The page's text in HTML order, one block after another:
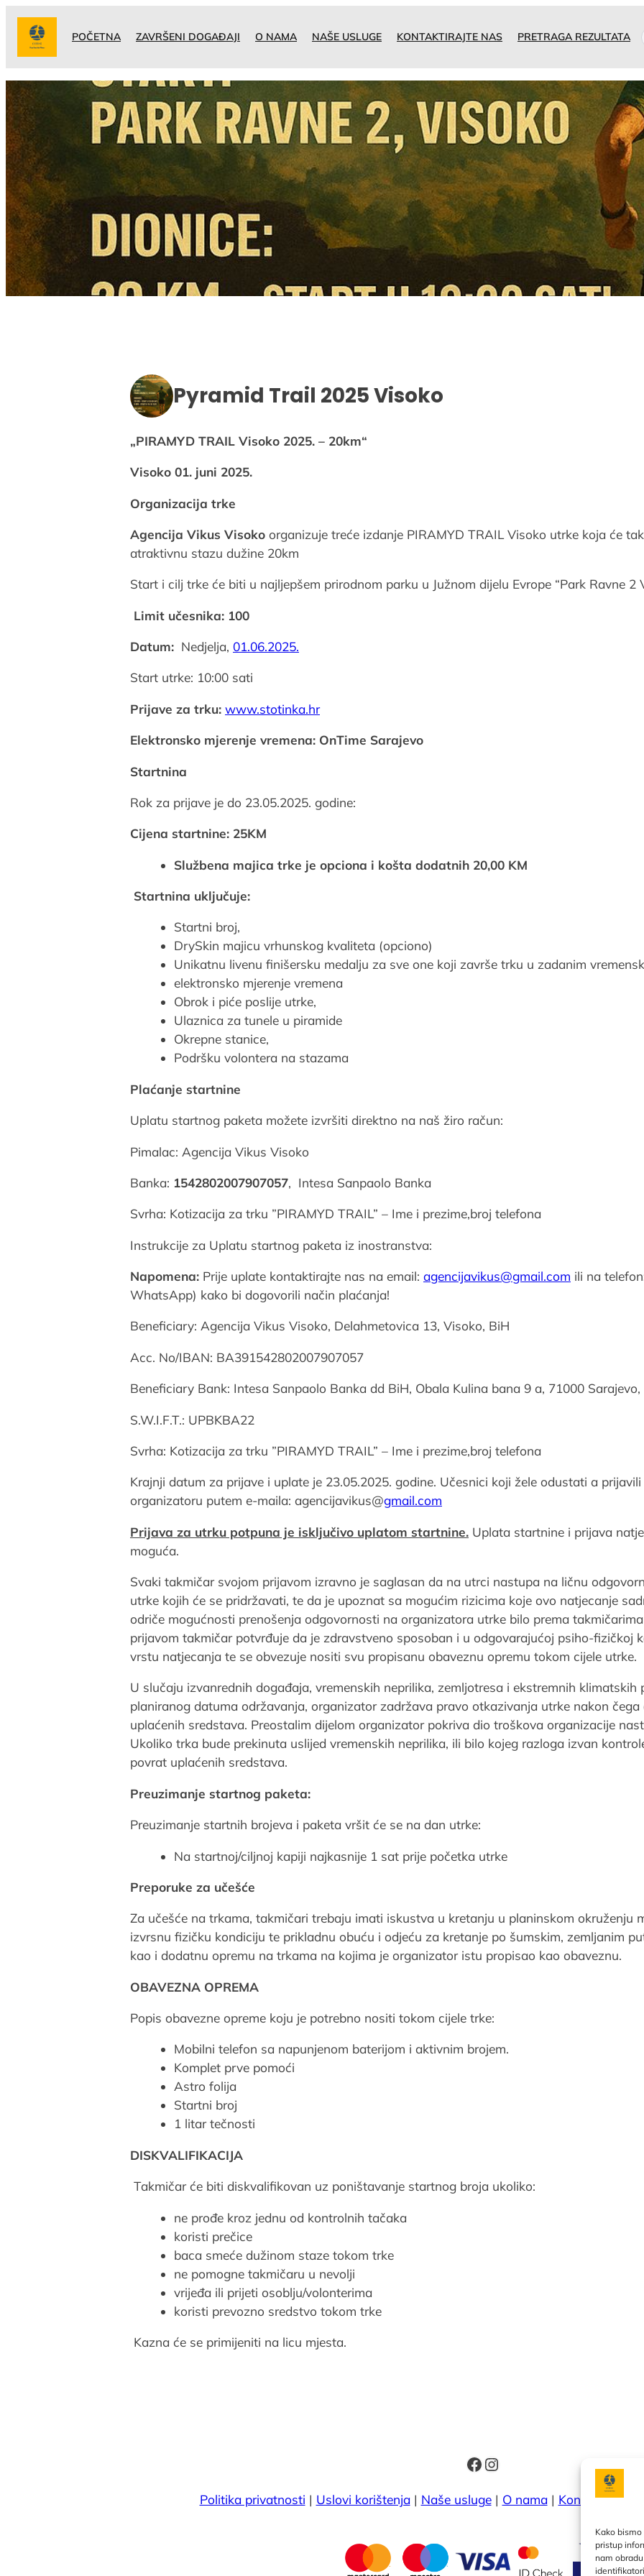
Kako
pristup
nam
Idi
sadržaj
POČETNA ZAVRŠENI DOGAĐAJI O NAMA NAŠE USLUGE KONTAKTIRAJTE NAS PRETRAGA REZULTATA
Pyramid Trail 2025 Visoko
„PIRAMYD TRAIL Visoko 2025. – 20km“
Visoko 01. juni 2025.
Organizacija trke
Agencija Vikus Visoko organizuje treće izdanje PIRAMYD TRAIL Visoko utrke koja će
atraktivnu stazu dužine 20km
Start i cilj trke će biti u najljepšem prirodnom parku u Južnom dijelu Evrope “Park Ravne 2
Limit učesnika: 100
Datum: Nedjelja, 01.06.2025.
Start utrke: 10:00 sati
Prijave za trku: www.stotinka.hr
Elektronsko mjerenje vremena: OnTime Sarajevo
Startnina
Rok za prijave je do 23.05.2025. godine:
Cijena startnine: 25KM
Službena majica trke je opciona i košta dodatnih 20,00 KM
Startnina uključuje:
Startni broj,
DrySkin majicu vrhunskog kvaliteta (opciono)
Unikatnu livenu finišersku medalju za sve one koji završe trku u zadanim
elektronsko mjerenje vremena
Obrok i piće poslije utrke,
Ulaznica za tunele u piramide
Okrepne stanice,
Podršku volontera na stazama
Plaćanje startnine
Uplatu startnog paketa možete izvršiti direktno na naš žiro račun:
Pimalac: Agencija Vikus Visoko
Banka: 1542802007907057, Intesa Sanpaolo Banka
Svrha: Kotizacija za trku ”PIRAMYD TRAIL” – Ime i prezime,broj telefona
Instrukcije za Uplatu startnog paketa iz inostranstva:
Napomena: Prije uplate kontaktirajte nas na email: agencijavikus@gmail.com ili na
WhatsApp) kako bi dogovorili način plaćanja!
Beneficiary: Agencija Vikus Visoko, Delahmetovica 13, Visoko, BiH
Acc. No/IBAN: BA391542802007907057
Beneficiary Bank: Intesa Sanpaolo Banka dd BiH, Obala Kulina bana 9 a, 71000 Sarajevo,
S.W.I.F.T.: UPBKBA22
Svrha: Kotizacija za trku ”PIRAMYD TRAIL” – Ime i prezime,broj telefona
Krajnji datum za prijave i uplate je 23.05.2025. godine. Učesnici koji žele odustati a
organizatoru putem e-maila: agencijavikus@gmail.com
Prijava za utrku potpuna je isključivo uplatom startnine. Uplata startnine i prijava
moguća.
Svaki takmičar svojom prijavom izravno je saglasan da na utrci nastupa na ličnu
utrke kojih će se pridržavati, te da je upoznat sa mogućim rizicima koje ovo natjecanje
odriče mogućnosti prenošenja odgovornosti na organizatora utrke bilo prema
prijavom takmičar potvrđuje da je zdravstveno sposoban i u odgovarajućoj psiho-fizičkoj
vrstu natjecanja te se obvezuje nositi svu propisanu obaveznu opremu tokom cijele utrke.
U slučaju izvanrednih događaja, vremenskih neprilika, zemljotresa i ekstremnih
planiranog datuma održavanja, organizator zadržava pravo otkazivanja utrke nakon
uplaćenih sredstava. Preostalim dijelom organizator pokriva dio troškova organizacije
Ukoliko trka bude prekinuta uslijed vremenskih neprilika, ili bilo kojeg razloga izvan
povrat uplaćenih sredstava.
Preuzimanje startnog paketa:
Preuzimanje startnih brojeva i paketa vršit će se na dan utrke:
Na startnoj/ciljnoj kapiji najkasnije 1 sat prije početka utrke
Preporuke za učešće
Za učešće na trkama, takmičari trebaju imati iskustva u kretanju u planinskom okruženju
izvrsnu fizičku kondiciju te prikladnu obuću i odjeću za kretanje po šumskim, zemljanim
kao i dodatnu opremu na trkama na kojima je organizator istu propisao kao obaveznu.
OBAVEZNA OPREMA
Popis obavezne opreme koju je potrebno nositi tokom cijele trke:
Mobilni telefon sa napunjenom baterijom i aktivnim brojem.
Komplet prve pomoći
Astro folija
Startni broj
1 litar tečnosti
DISKVALIFIKACIJA
Takmičar će biti diskvalifikovan uz poništavanje startnog broja ukoliko:
ne prođe kroz jednu od kontrolnih tačaka
koristi prečice
baca smeće dužinom staze tokom trke
ne pomogne takmičaru u nevolji
vrijeđa ili prijeti osoblju/volonterima
koristi prevozno sredstvo tokom trke
Kazna će se primijeniti na licu mjesta.
Facebook
Instagram
Politika privatnosti | Uslovi korištenja| Naše usluge| O nama| Kontakt|